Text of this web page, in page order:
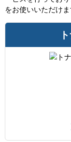
をお使いいただけま